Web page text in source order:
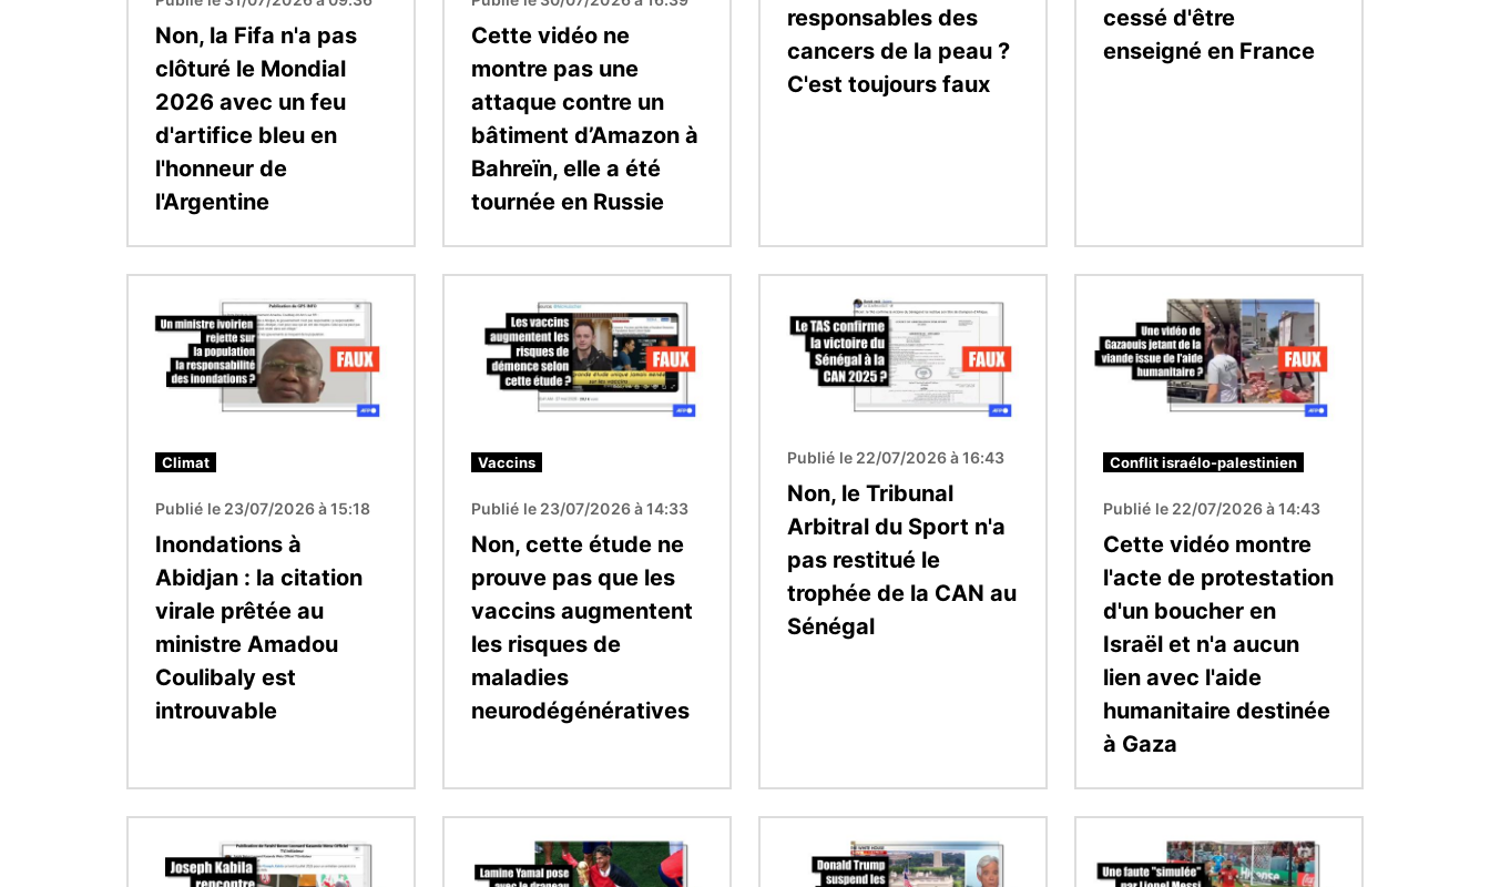
Non, la Fifa n'a pas
clôturé le Mondial
2026 avec un feu
d'artifice bleu en
l'honneur de
l'Argentine
Cette vidéo ne
montre pas une
attaque contre un
bâtiment d’Amazon à
Bahreïn, elle a été
tournée en Russie
responsables des
cancers de la peau ?
C'est toujours faux
cessé d'être
enseigné en France
Climat
Publié le 23/07/2026 à 15:18
Inondations à
Abidjan : la citation
virale prêtée au
ministre Amadou
Coulibaly est
introuvable
Vaccins
Publié le 23/07/2026 à 14:33
Non, cette étude ne
prouve pas que les
vaccins augmentent
les risques de
maladies
neurodégénératives
Publié le 22/07/2026 à 16:43
Non, le Tribunal
Arbitral du Sport n'a
pas restitué le
trophée de la CAN au
Sénégal
Conflit israélo-palestinien
Publié le 22/07/2026 à 14:43
Cette vidéo montre
l'acte de protestation
d'un boucher en
Israël et n'a aucun
lien avec l'aide
humanitaire destinée
à Gaza